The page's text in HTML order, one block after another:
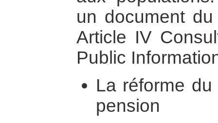
un document
Article IV
Public
La réforme
pension